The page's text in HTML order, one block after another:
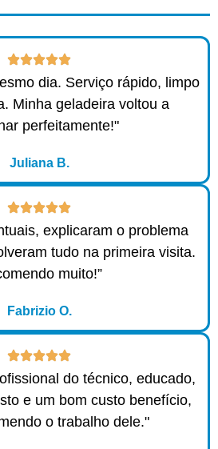
dia. Serviço rápido, limpo
Minha geladeira voltou a
perfeitamente!"
Juliana B.
explicaram o problema
tudo na primeira visita.
muito!”
Fabrizio O.
do técnico, educado,
e um bom custo benefício,
o trabalho dele."